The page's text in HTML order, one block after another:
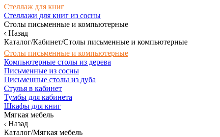
Стеллаж для книг
Стеллажи для книг из сосны
Столы письменные и компьютерные
Назад
Каталог/Кабинет/Столы письменные и компьютерные
Столы письменные и компьютерные
Компьютерные столы из дерева
Письменные из сосны
Письменные столы из дуба
Стулья в кабинет
Тумбы для кабинета
Шкафы для книг
Мягкая мебель
Назад
Каталог/Мягкая мебель